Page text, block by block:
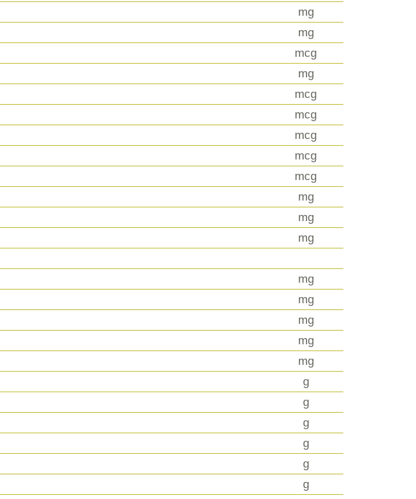
mg
mg
mcg
mg
mcg
mcg
mcg
mcg
mcg
mg
mg
mg
mg
mg
mg
mg
mg
g
g
g
g
g
g